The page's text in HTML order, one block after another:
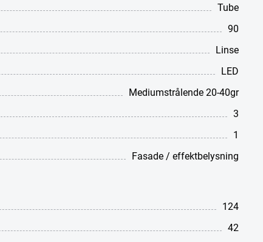
Tube
90
Linse
LED
Mediumstrålende 20-40gr
3
1
Fasade / effektbelysning
124
42